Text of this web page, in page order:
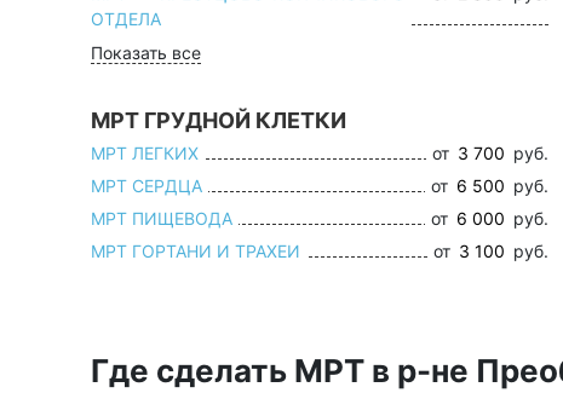
ОТДЕЛА
Показать все
МРТ ГРУДНОЙ КЛЕТКИ
МРТ ЛЕГКИХ от 3 700 руб.
МРТ СЕРДЦА
от 6 500 руб.
МРТ ПИЩЕВОДА
от 6 000 руб.
МРТ ГОРТАНИ И ТРАХЕИ
от 3 100 руб.
Где сделать МРТ в р-не